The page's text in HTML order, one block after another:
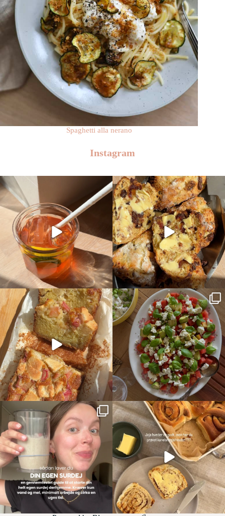
Spaghetti alla nerano
Instagram